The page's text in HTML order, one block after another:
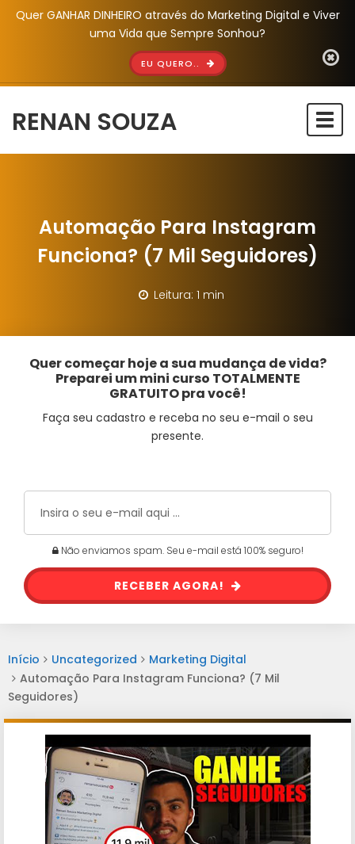
Quer GANHAR DINHEIRO através do Marketing Digital e Viver
uma Vida que Sempre Sonhou?
EU QUERO..
RENAN SOUZA
Automação Para Instagram
Funciona? (7 Mil Seguidores)
Leitura: 1 min
Quer começar hoje a sua mudança de vida?
Preparei um mini curso TOTALMENTE
GRATUITO pra você!
Faça seu cadastro e receba no seu e-mail o seu
presente.
Não enviamos spam. Seu e-mail está 100% seguro!
RECEBER AGORA!
Início Uncategorized
Marketing Digital
Automação Para Instagram Funciona? (7 Mil
Seguidores)